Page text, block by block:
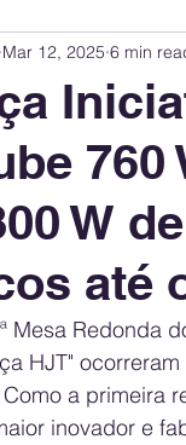
Innovation Index
Public Policy
760
W
até
Mar 12, 2025 6 min
Mesa Redonda
HJT"
a primeira
inovador e